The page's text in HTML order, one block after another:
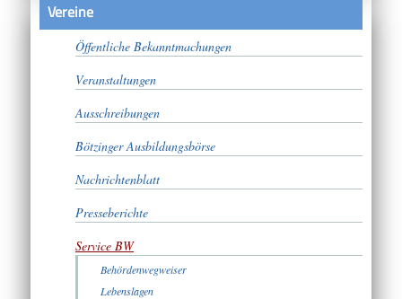
VereineSatzungen
Öffentliche Bekanntmachungen
Veranstaltungen
Ausschreibungen
Bötzinger Ausbildungsbörse
Nachrichtenblatt
Presseberichte
Service BW
Behördenwegweiser
Lebenslagen